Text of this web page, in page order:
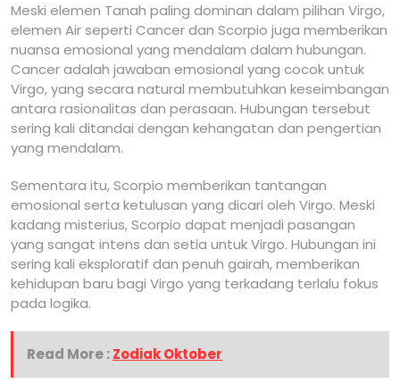
Meski elemen Tanah paling dominan dalam pilihan Virgo,
elemen Air seperti Cancer dan Scorpio juga memberikan
nuansa emosional yang mendalam dalam hubungan.
Cancer adalah jawaban emosional yang cocok untuk
Virgo, yang secara natural membutuhkan keseimbangan
antara rasionalitas dan perasaan. Hubungan tersebut
sering kali ditandai dengan kehangatan dan pengertian
yang mendalam.
Sementara itu, Scorpio memberikan tantangan
emosional serta ketulusan yang dicari oleh Virgo. Meski
kadang misterius, Scorpio dapat menjadi pasangan
yang sangat intens dan setia untuk Virgo. Hubungan ini
sering kali eksploratif dan penuh gairah, memberikan
kehidupan baru bagi Virgo yang terkadang terlalu fokus
pada logika.
Read More :Zodiak Oktober